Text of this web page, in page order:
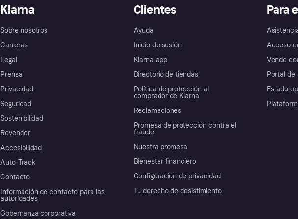
Klarna
Sobre nosotros
Carreras
Legal
Prensa
Privacidad
Seguridad
Sostenibilidad
Revender
Accesibilidad
Auto-Track
Contacto
Información de contacto para las
autoridades
Gobernanza corporativa
Clientes
Ayuda
Inicio de sesión
Klarna app
Directorio de tiendas
Política de protección al
comprador de Klarna
Reclamaciones
Promesa de protección contra el
fraude
Nuestra promesa
Bienestar financiero
Configuración de privacidad
Tu derecho de desistimiento
Para
Acceso
Vende
Portal de
Estado